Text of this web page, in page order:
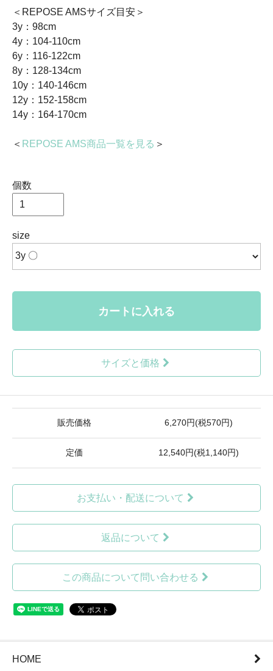
＜REPOSE AMSサイズ目安＞
3y：98cm
4y：104-110cm
6y：116-122cm
8y：128-134cm
10y：140-146cm
12y：152-158cm
14y：164-170cm
＜ REPOSE AMS商品一覧を見る ＞
個数
size
カートに入れる
サイズと価格
販売価格 6,270円(税570円)
定価 12,540円(税1,140円)
お支払い・配送について
返品について
この商品について問い合わせる
HOME